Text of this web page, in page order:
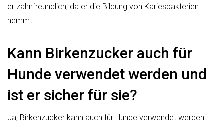
er zahnfreundlich, da er die Bildung von Kariesbakterien
hemmt.
Kann Birkenzucker auch für
Hunde verwendet werden und
ist er sicher für sie?
Ja, Birkenzucker kann auch für Hunde verwendet werden